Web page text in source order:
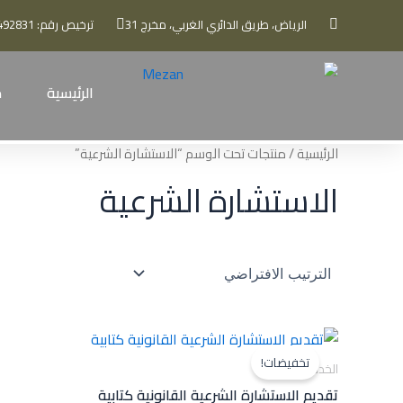
المحتوى
الرياض، طريق الدائري الغربي، مخرج 31 ترخيص رقم: 7033492831
الرئيسية
الرئيسية/ منتجات تحت الوسم “الاستشارة الشرعية”
الاستشارة الشرعية
تخفيضات!
الخدمات التجارية
تقديم الاستشارة الشرعية القانونية كتابية
السعر
الأصلي
هو:
899,00 ر.س.
السعر
الحالي